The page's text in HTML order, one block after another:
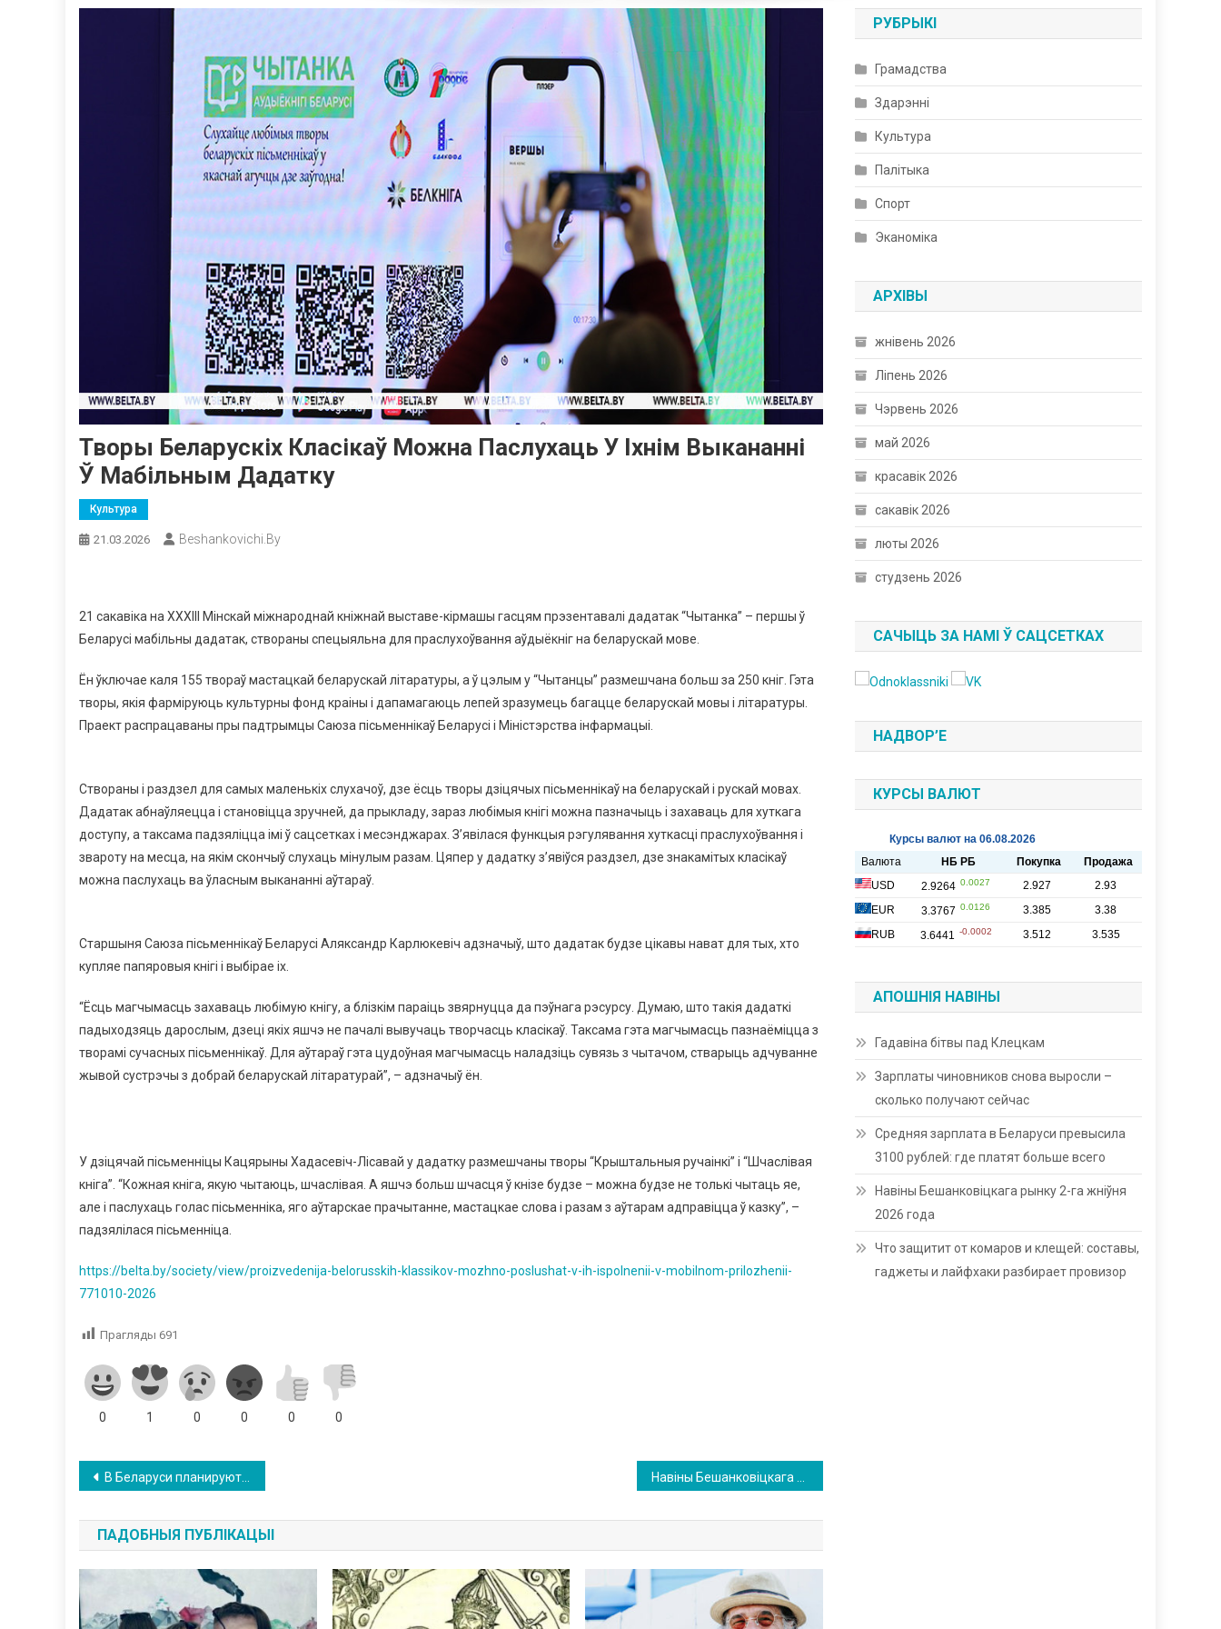
Творы Беларускіх Класікаў Можна Паслухаць У Іхнім Выкананні
Ў Мабільным Дадатку
Культура
21.03.2026 Beshankovichi.by
21 сакавіка на XXХIII Мінскай міжнароднай кніжнай выставе-кірмашы гасцям прэзентавалі дадатак “Чытанка” – першы ў
Беларусі мабільны дадатак, створаны спецыяльна для праслухоўвання аўдыёкніг на беларускай мове.
Ён ўключае каля 155 твораў мастацкай беларускай літаратуры, а ў цэлым у “Чытанцы” размешчана больш за 250 кніг. Гэта
творы, якія фарміруюць культурны фонд краіны і дапамагаюць лепей зразумець багацце беларускай мовы і літаратуры.
Праект распрацаваны пры падтрымцы Саюза пісьменнікаў Беларусі і Міністэрства інфармацыі.
Створаны і раздзел для самых маленькіх слухачоў, дзе ёсць творы дзіцячых пісьменнікаў на беларускай і рускай мовах.
Дадатак абнаўляецца і становіцца зручней, да прыкладу, зараз любімыя кнігі можна пазначыць і захаваць для хуткага
доступу, а таксама падзяліцца імі ў сацсетках і месэнджарах. З’явілася функцыя рэгулявання хуткасці праслухоўвання і
звароту на месца, на якім скончыў слухаць мінулым разам. Цяпер у дадатку з’явіўся раздзел, дзе знакамітых класікаў
можна паслухаць ва ўласным выкананні аўтараў.
Старшыня Саюза пісьменнікаў Беларусі Аляксандр Карлюкевіч адзначыў, што дадатак будзе цікавы нават для тых, хто
купляе папяровыя кнігі і выбірае іх.
“Ёсць магчымасць захаваць любімую кнігу, а блізкім параіць звярнуцца да пэўнага рэсурсу. Думаю, што такія дадаткі
падыходзяць дарослым, дзеці якіх яшчэ не пачалі вывучаць творчасць класікаў. Таксама гэта магчымасць пазнаёміцца ​​з
творамі сучасных пісьменнікаў. Для аўтараў гэта цудоўная магчымасць наладзіць сувязь з чытачом, стварыць адчуванне
жывой сустрэчы з добрай беларускай літаратурай”, – адзначыў ён.
У дзіцячай пісьменніцы Кацярыны Хадасевіч-Лісавай у дадатку размешчаны творы “Крыштальныя ручаiнкi” і “Шчаслівая
кніга”. “Кожная кніга, якую чытаюць, шчаслівая. А яшчэ больш шчасця ў кнізе будзе – можна будзе не толькі чытаць яе,
але і паслухаць голас пісьменніка, яго аўтарскае прачытанне, мастацкае слова і разам з аўтарам адправіцца ў казку”, –
падзялілася пісьменніца.
https://belta.by/society/view/proizvedenija-belorusskih-klassikov-mozhno-poslushat-v-ih-ispolnenii-v-mobilnom-prilozhenii-
771010-2026
Прагляды 691
0 1 0 0 0 0
Навігацыя
па
запісах
В Беларуси планируют наказывать начальников за их сверхвысокие зарплаты
ПАДОБНЫЯ ПУБЛІКАЦЫІ
РУБРЫКІ
Грамадства
Здарэнні
Культура
Палітыка
Спорт
Эканоміка
АРХІВЫ
жнівень 2026
Ліпень 2026
Чэрвень 2026
май 2026
красавік 2026
сакавік 2026
люты 2026
студзень 2026
САЧЫЦЬ ЗА НАМІ Ў САЦСЕТКАХ
НАДВОР’Е
КУРСЫ ВАЛЮТ
АПОШНІЯ НАВІНЫ
Гадавіна бітвы пад Клецкам
Зарплаты чиновников снова выросли –
сколько получают сейчас
Средняя зарплата в Беларуси превысила
3100 рублей: где платят больше всего
Навіны Бешанковіцкага рынку 2-га жніўня
2026 года
Что защитит от комаров и клещей: составы,
гаджеты и лайфхаки разбирает провизор